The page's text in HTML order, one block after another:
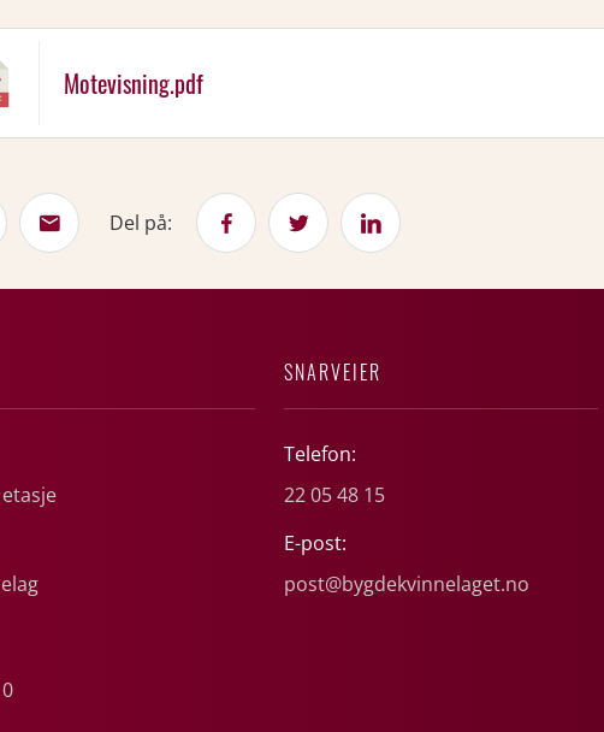
Motevisning.pdf
Del på:
SNARVEIER
Telefon:
22 05 48 15
E-post:
post@bygdekvinnelaget.no